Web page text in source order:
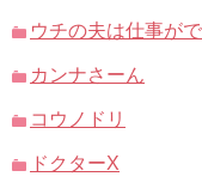
ウチの夫は仕事が
カンナさーん
コウノドリ
ドクターX